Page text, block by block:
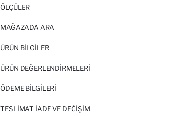
ÖLÇÜLER
MAĞAZADA ARA
ÜRÜN BILGILERI
ÜRÜN DEĞERLENDİRMELERİ
ÖDEME BİLGİLERİ
TESLIMAT İADE VE DEĞIŞIM